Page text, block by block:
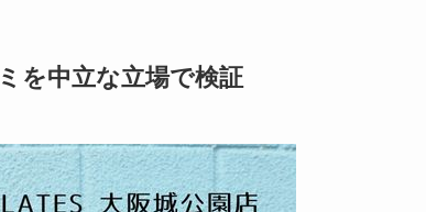
を中立な立場で検証